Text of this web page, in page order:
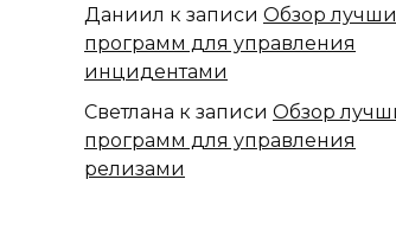
Даниил к записи Обзор
программ для управления
инцидентами
Светлана к записи Обзор
программ для управления
релизами